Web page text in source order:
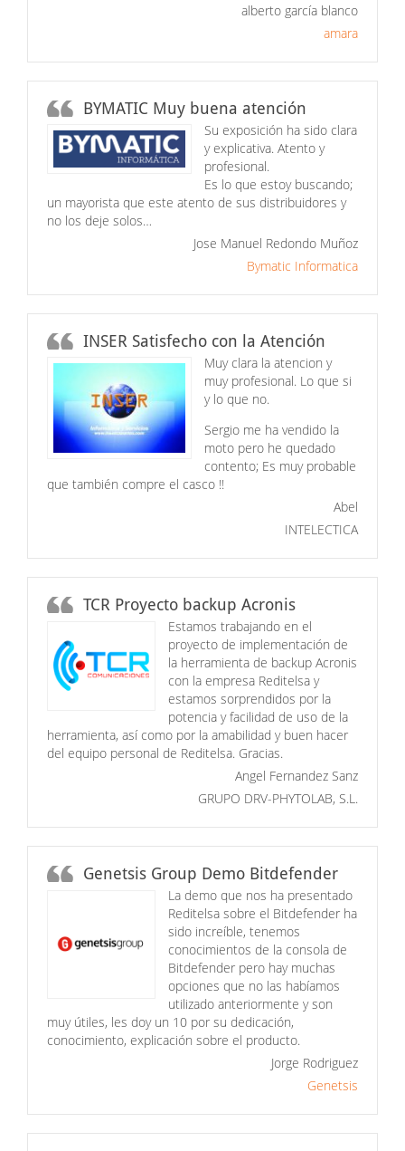
alberto garcía blanco
amara
BYMATIC Muy buena atención
Su exposición ha sido clara
y explicativa. Atento y
profesional.
Es lo que estoy buscando;
un mayorista que este atento de sus distribuidores y
no los deje solos…
Jose Manuel Redondo Muñoz
Bymatic Informatica
INSER Satisfecho con la Atención
Muy clara la atencion y
muy profesional. Lo que si
y lo que no.
Sergio me ha vendido la
moto pero he quedado
contento; Es muy probable
que también compre el casco !!
Abel
INTELECTICA
TCR Proyecto backup Acronis
Estamos trabajando en el
proyecto de implementación de
la herramienta de backup Acronis
con la empresa Reditelsa y
estamos sorprendidos por la
potencia y facilidad de uso de la
herramienta, así como por la amabilidad y buen hacer
del equipo personal de Reditelsa. Gracias.
Angel Fernandez Sanz
GRUPO DRV-PHYTOLAB, S.L.
Genetsis Group Demo Bitdefender
La demo que nos ha presentado
Reditelsa sobre el Bitdefender ha
sido increíble, tenemos
conocimientos de la consola de
Bitdefender pero hay muchas
opciones que no las habíamos
utilizado anteriormente y son
muy útiles, les doy un 10 por su dedicación,
conocimiento, explicación sobre el producto.
Jorge Rodriguez
Genetsis